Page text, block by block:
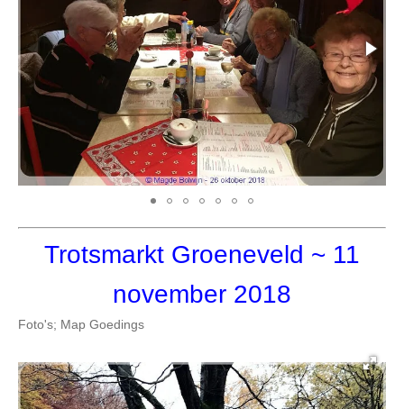
Trotsmarkt Groeneveld ~ 11
november 2018
Foto's; Map Goedings